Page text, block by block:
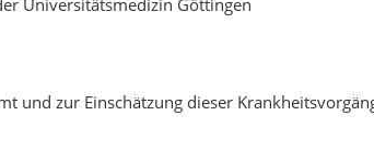
Universitätsmedizin Göttingen
zur Einschätzung dieser